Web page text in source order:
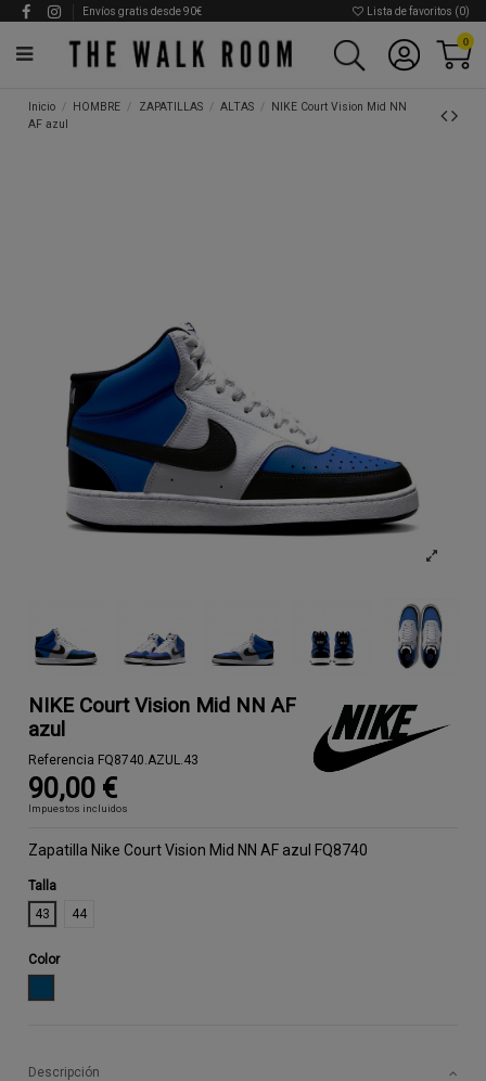
Envíos gratis desde 90€ Lista de favoritos (0)
0
Inicio HOMBRE ZAPATILLAS ALTAS
NIKE Court Vision Mid NN
AF azul
NIKE Court Vision Mid NN AF
azul
Referencia FQ8740.AZUL.43
90,00 €
Impuestos incluidos
Zapatilla Nike Court Vision Mid NN AF azul FQ8740
Talla
43
44
Color
Descripción